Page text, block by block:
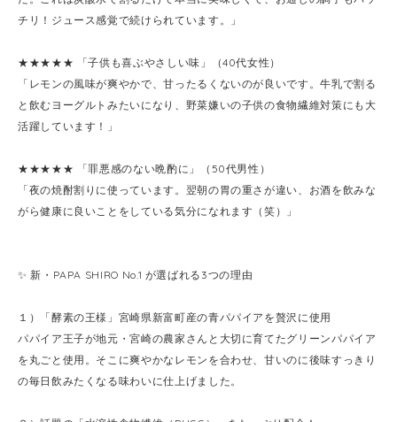
チリ！ジュース感覚で続けられています。」
★★★★★ 「子供も喜ぶやさしい味」（40代女性）
「レモンの風味が爽やかで、甘ったるくないのが良いです。牛乳で割る
と飲むヨーグルトみたいになり、野菜嫌いの子供の食物繊維対策にも大
活躍しています！」
★★★★★ 「罪悪感のない晩酌に」（50代男性）
「夜の焼酎割りに使っています。翌朝の胃の重さが違い、お酒を飲みな
がら健康に良いことをしている気分になれます（笑）」
✨ 新・PAPA SHIRO No.1 が選ばれる3つの理由
１）「酵素の王様」宮崎県新富町産の青パパイアを贅沢に使用
パパイア王子が地元・宮崎の農家さんと大切に育てたグリーンパパイア
を丸ごと使用。そこに爽やかなレモンを合わせ、甘いのに後味すっきり
の毎日飲みたくなる味わいに仕上げました。